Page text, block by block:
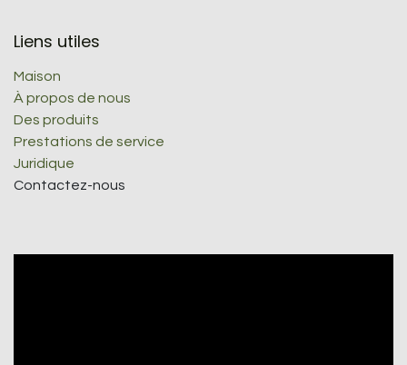
Liens utiles
Maison
À propos de nous
Des produits
Prestations de service
Juridique
Contactez-nous